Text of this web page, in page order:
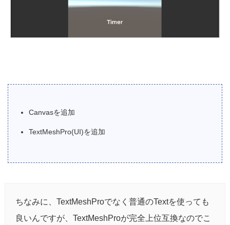
Canvasを追加
TextMeshPro(UI)を追加
ちなみに、TextMeshProでなく普通のTextを使っても
良いんですが、TextMeshProが完全上位互換なのでこ